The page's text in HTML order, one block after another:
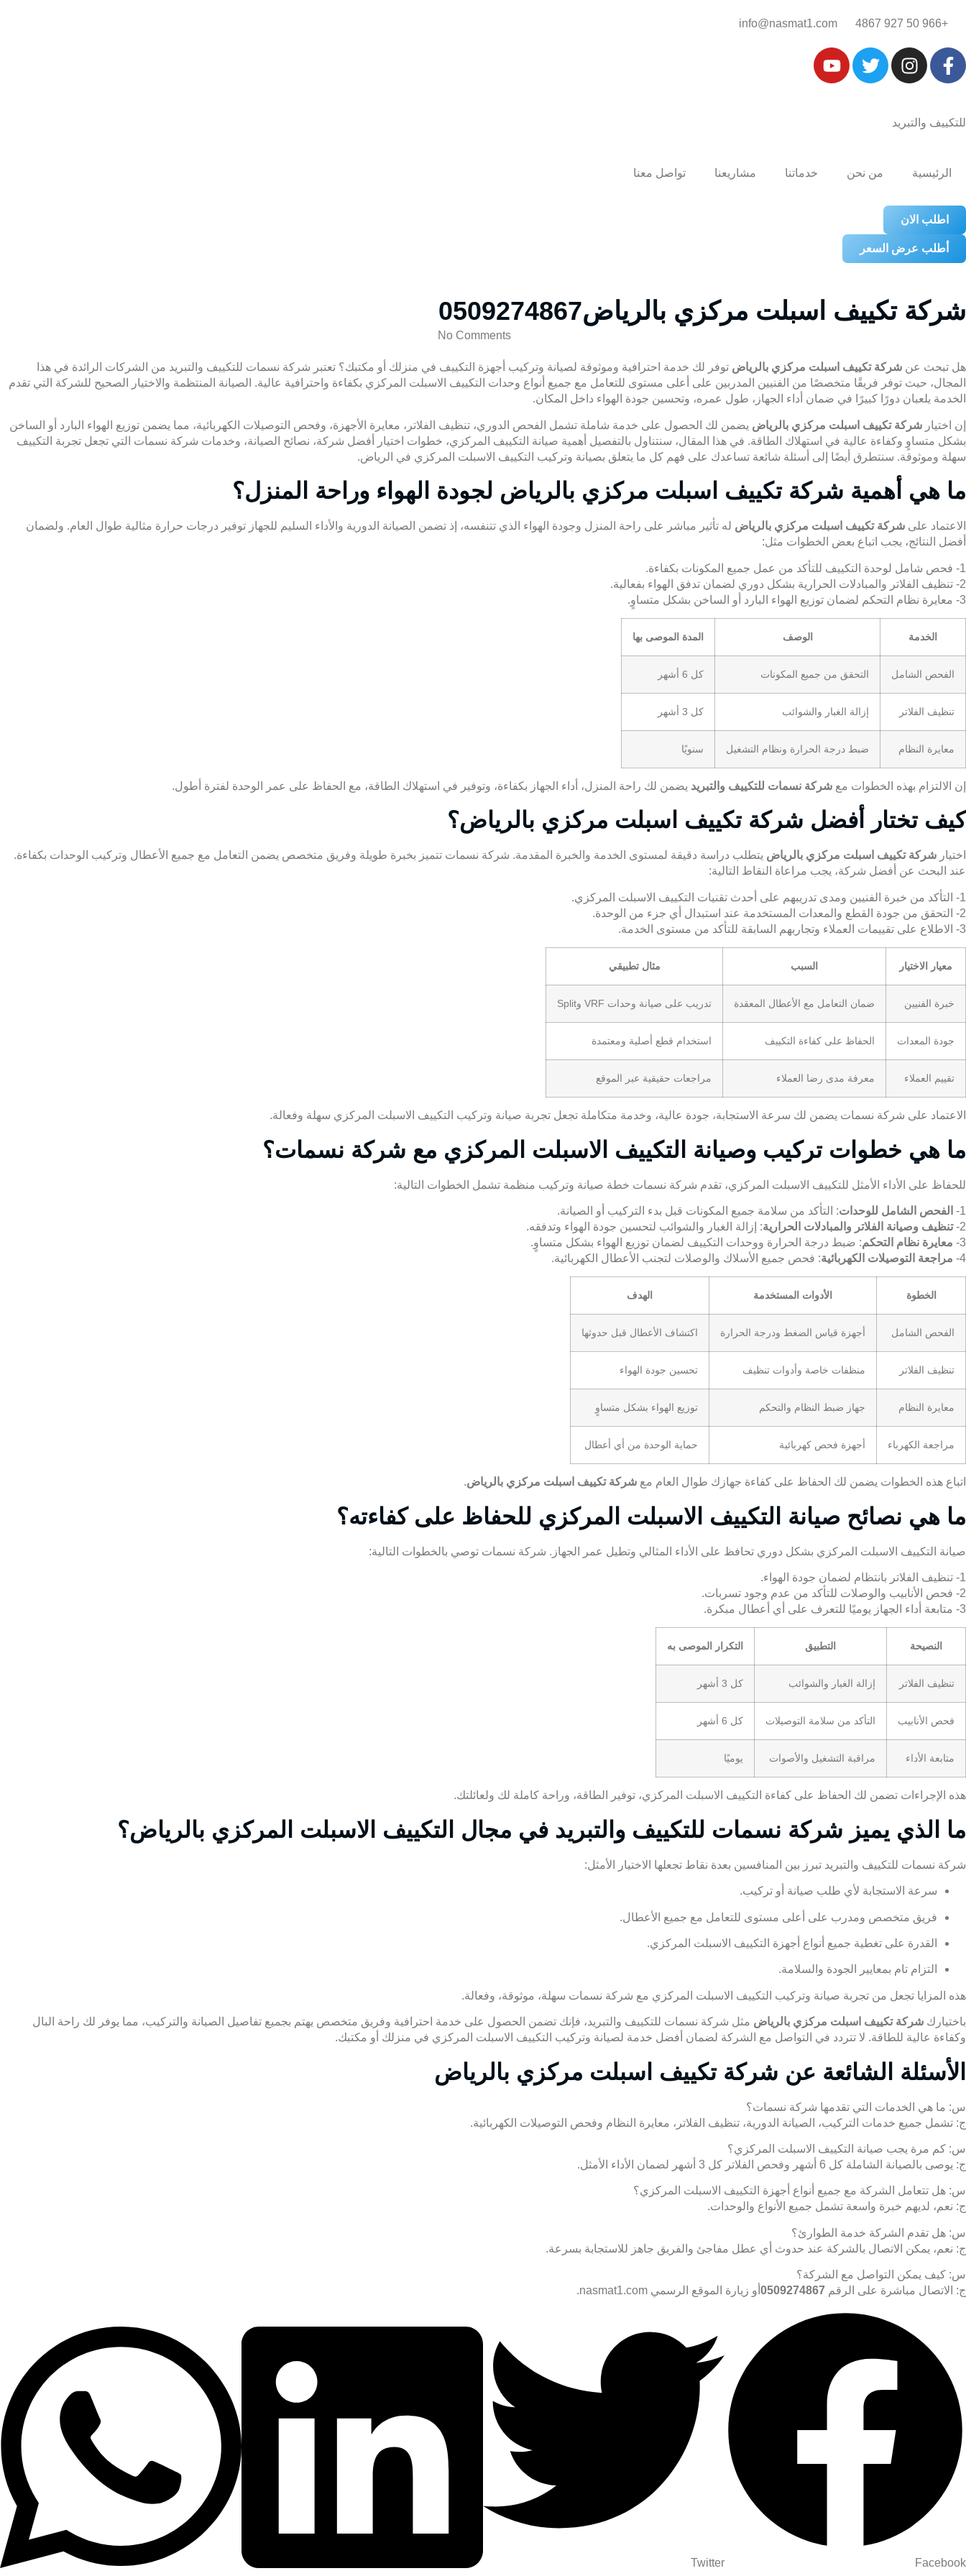
+966 50 927 4867‎‏
info@nasmat1.com
للتكييف والتبريد
الرئيسية من نحن خدماتنا مشاريعنا تواصل معنا
اطلب الان
أطلب عرض السعر
شركة تكييف اسبلت مركزي بالرياض0509274867
No Comments
هل تبحث عن شركة تكييف اسبلت مركزي بالرياض توفر لك خدمة احترافية وموثوقة لصيانة وتركيب أجهزة التكييف في منزلك أو مكتبك؟ تعتبر شركة نسمات للتكييف والتبريد من الشركات الرائدة في هذا
المجال، حيث توفر فريقًا متخصصًا من الفنيين المدربين على أعلى مستوى للتعامل مع جميع أنواع وحدات التكييف الاسبلت المركزي بكفاءة واحترافية عالية. الصيانة المنتظمة والاختيار الصحيح للشركة التي تقدم
الخدمة يلعبان دورًا كبيرًا في ضمان أداء الجهاز، طول عمره، وتحسين جودة الهواء داخل المكان.
إن اختيار شركة تكييف اسبلت مركزي بالرياض يضمن لك الحصول على خدمة شاملة تشمل الفحص الدوري، تنظيف الفلاتر، معايرة الأجهزة، وفحص التوصيلات الكهربائية، مما يضمن توزيع الهواء البارد أو الساخن
بشكل متساوٍ وكفاءة عالية في استهلاك الطاقة. في هذا المقال، سنتناول بالتفصيل أهمية صيانة التكييف المركزي، خطوات اختيار أفضل شركة، نصائح الصيانة، وخدمات شركة نسمات التي تجعل تجربة التكييف
سهلة وموثوقة. سنتطرق أيضًا إلى أسئلة شائعة تساعدك على فهم كل ما يتعلق بصيانة وتركيب التكييف الاسبلت المركزي في الرياض.
ما هي أهمية شركة تكييف اسبلت مركزي بالرياض لجودة الهواء وراحة المنزل؟
الاعتماد على شركة تكييف اسبلت مركزي بالرياض له تأثير مباشر على راحة المنزل وجودة الهواء الذي تتنفسه، إذ تضمن الصيانة الدورية والأداء السليم للجهاز توفير درجات حرارة مثالية طوال العام. ولضمان
أفضل النتائج، يجب اتباع بعض الخطوات مثل:
1- فحص شامل لوحدة التكييف للتأكد من عمل جميع المكونات بكفاءة.
2- تنظيف الفلاتر والمبادلات الحرارية بشكل دوري لضمان تدفق الهواء بفعالية.
3- معايرة نظام التحكم لضمان توزيع الهواء البارد أو الساخن بشكل متساوٍ.
الخدمة الوصف المدة الموصى بها
الفحص الشامل التحقق من جميع المكونات كل 6 أشهر
تنظيف الفلاتر إزالة الغبار والشوائب كل 3 أشهر
معايرة النظام ضبط درجة الحرارة ونظام التشغيل سنويًا
إن الالتزام بهذه الخطوات مع شركة نسمات للتكييف والتبريد يضمن لك راحة المنزل، أداء الجهاز بكفاءة، وتوفير في استهلاك الطاقة، مع الحفاظ على عمر الوحدة لفترة أطول.
كيف تختار أفضل شركة تكييف اسبلت مركزي بالرياض؟
اختيار شركة تكييف اسبلت مركزي بالرياض يتطلب دراسة دقيقة لمستوى الخدمة والخبرة المقدمة. شركة نسمات تتميز بخبرة طويلة وفريق متخصص يضمن التعامل مع جميع الأعطال وتركيب الوحدات بكفاءة.
عند البحث عن أفضل شركة، يجب مراعاة النقاط التالية:
1- التأكد من خبرة الفنيين ومدى تدريبهم على أحدث تقنيات التكييف الاسبلت المركزي.
2- التحقق من جودة القطع والمعدات المستخدمة عند استبدال أي جزء من الوحدة.
3- الاطلاع على تقييمات العملاء وتجاربهم السابقة للتأكد من مستوى الخدمة.
معيار الاختيار السبب مثال تطبيقي
خبرة الفنيين ضمان التعامل مع الأعطال المعقدة تدريب على صيانة وحدات VRF وSplit
جودة المعدات الحفاظ على كفاءة التكييف استخدام قطع أصلية ومعتمدة
تقييم العملاء معرفة مدى رضا العملاء مراجعات حقيقية عبر الموقع
الاعتماد على شركة نسمات يضمن لك سرعة الاستجابة، جودة عالية، وخدمة متكاملة تجعل تجربة صيانة وتركيب التكييف الاسبلت المركزي سهلة وفعالة.
ما هي خطوات تركيب وصيانة التكييف الاسبلت المركزي مع شركة نسمات؟
للحفاظ على الأداء الأمثل للتكييف الاسبلت المركزي، تقدم شركة نسمات خطة صيانة وتركيب منظمة تشمل الخطوات التالية:
1- الفحص الشامل للوحدات: التأكد من سلامة جميع المكونات قبل بدء التركيب أو الصيانة.
2- تنظيف وصيانة الفلاتر والمبادلات الحرارية: إزالة الغبار والشوائب لتحسين جودة الهواء وتدفقه.
3- معايرة نظام التحكم: ضبط درجة الحرارة ووحدات التكييف لضمان توزيع الهواء بشكل متساوٍ.
4- مراجعة التوصيلات الكهربائية: فحص جميع الأسلاك والوصلات لتجنب الأعطال الكهربائية.
الخطوة الأدوات المستخدمة الهدف
الفحص الشامل أجهزة قياس الضغط ودرجة الحرارة اكتشاف الأعطال قبل حدوثها
تنظيف الفلاتر منظفات خاصة وأدوات تنظيف تحسين جودة الهواء
معايرة النظام جهاز ضبط النظام والتحكم توزيع الهواء بشكل متساوٍ
مراجعة الكهرباء أجهزة فحص كهربائية حماية الوحدة من أي أعطال
اتباع هذه الخطوات يضمن لك الحفاظ على كفاءة جهازك طوال العام مع شركة تكييف اسبلت مركزي بالرياض.
ما هي نصائح صيانة التكييف الاسبلت المركزي للحفاظ على كفاءته؟
صيانة التكييف الاسبلت المركزي بشكل دوري تحافظ على الأداء المثالي وتطيل عمر الجهاز. شركة نسمات توصي بالخطوات التالية:
1- تنظيف الفلاتر بانتظام لضمان جودة الهواء.
2- فحص الأنابيب والوصلات للتأكد من عدم وجود تسربات.
3- متابعة أداء الجهاز يوميًا للتعرف على أي أعطال مبكرة.
النصيحة التطبيق التكرار الموصى به
تنظيف الفلاتر إزالة الغبار والشوائب كل 3 أشهر
فحص الأنابيب التأكد من سلامة التوصيلات كل 6 أشهر
متابعة الأداء مراقبة التشغيل والأصوات يوميًا
هذه الإجراءات تضمن لك الحفاظ على كفاءة التكييف الاسبلت المركزي، توفير الطاقة، وراحة كاملة لك ولعائلتك.
ما الذي يميز شركة نسمات للتكييف والتبريد في مجال التكييف الاسبلت المركزي بالرياض؟
شركة نسمات للتكييف والتبريد تبرز بين المنافسين بعدة نقاط تجعلها الاختيار الأمثل:
سرعة الاستجابة لأي طلب صيانة أو تركيب.
فريق متخصص ومدرب على أعلى مستوى للتعامل مع جميع الأعطال.
القدرة على تغطية جميع أنواع أجهزة التكييف الاسبلت المركزي.
التزام تام بمعايير الجودة والسلامة.
هذه المزايا تجعل من تجربة صيانة وتركيب التكييف الاسبلت المركزي مع شركة نسمات سهلة، موثوقة، وفعالة.
باختيارك شركة تكييف اسبلت مركزي بالرياض مثل شركة نسمات للتكييف والتبريد، فإنك تضمن الحصول على خدمة احترافية وفريق متخصص يهتم بجميع تفاصيل الصيانة والتركيب، مما يوفر لك راحة البال
وكفاءة عالية للطاقة. لا تتردد في التواصل مع الشركة لضمان أفضل خدمة لصيانة وتركيب التكييف الاسبلت المركزي في منزلك أو مكتبك.
الأسئلة الشائعة عن شركة تكييف اسبلت مركزي بالرياض
س: ما هي الخدمات التي تقدمها شركة نسمات؟
ج: تشمل جميع خدمات التركيب، الصيانة الدورية، تنظيف الفلاتر، معايرة النظام وفحص التوصيلات الكهربائية.
س: كم مرة يجب صيانة التكييف الاسبلت المركزي؟
ج: يوصى بالصيانة الشاملة كل 6 أشهر وفحص الفلاتر كل 3 أشهر لضمان الأداء الأمثل.
س: هل تتعامل الشركة مع جميع أنواع أجهزة التكييف الاسبلت المركزي؟
ج: نعم، لديهم خبرة واسعة تشمل جميع الأنواع والوحدات.
س: هل تقدم الشركة خدمة الطوارئ؟
ج: نعم، يمكن الاتصال بالشركة عند حدوث أي عطل مفاجئ والفريق جاهز للاستجابة بسرعة.
س: كيف يمكن التواصل مع الشركة؟
ج: الاتصال مباشرة على الرقم 0509274867 أو زيارة الموقع الرسمي nasmat1.com
.
Facebook
Twitter